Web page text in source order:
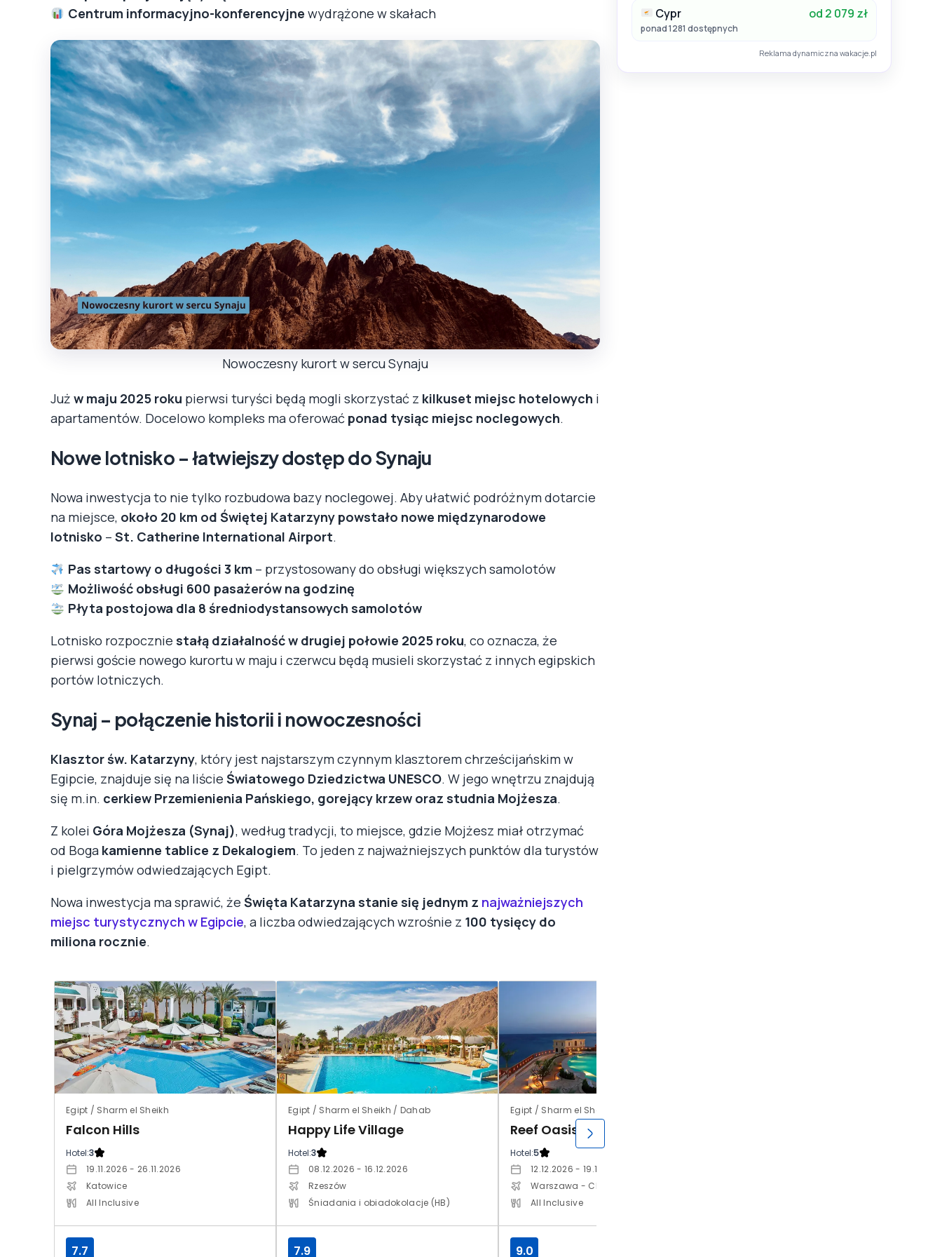
Centrum informacyjno-konferencyjne wydrążone w skałach
Nowoczesny kurort w sercu Synaju
Już w maju 2025 roku pierwsi turyści będą mogli skorzystać z kilkuset miejsc hotelowych i
apartamentów. Docelowo kompleks ma oferować ponad tysiąc miejsc noclegowych.
Nowe lotnisko – łatwiejszy dostęp do Synaju
Nowa inwestycja to nie tylko rozbudowa bazy noclegowej. Aby ułatwić podróżnym dotarcie
na miejsce, około 20 km od Świętej Katarzyny powstało nowe międzynarodowe
lotnisko – St. Catherine International Airport.
Pas startowy o długości 3 km – przystosowany do obsługi większych samolotów
Możliwość obsługi 600 pasażerów na godzinę
Płyta postojowa dla 8 średniodystansowych samolotów
Lotnisko rozpocznie stałą działalność w drugiej połowie 2025 roku, co oznacza, że
pierwsi goście nowego kurortu w maju i czerwcu będą musieli skorzystać z innych egipskich
portów lotniczych.
Synaj – połączenie historii i nowoczesności
Klasztor św. Katarzyny, który jest najstarszym czynnym klasztorem chrześcijańskim w
Egipcie, znajduje się na liście Światowego Dziedzictwa UNESCO. W jego wnętrzu znajdują
się m.in. cerkiew Przemienienia Pańskiego, gorejący krzew oraz studnia Mojżesza.
Z kolei Góra Mojżesza (Synaj), według tradycji, to miejsce, gdzie Mojżesz miał otrzymać
od Boga kamienne tablice z Dekalogiem. To jeden z najważniejszych punktów dla turystów
i pielgrzymów odwiedzających Egipt.
Nowa inwestycja ma sprawić, że Święta Katarzyna stanie się jednym z najważniejszych
miejsc turystycznych w Egipcie, a liczba odwiedzających wzrośnie z 100 tysięcy do
miliona rocznie.
Egipt / Sharm el Sheikh
Falcon Hills
Hotel:3
19.11.2026 - 26.11.2026
Katowice
All Inclusive
7.7
Egipt / Sharm el Sheikh / Dahab
Happy Life Village
Hotel:3
08.12.2026 - 16.12.2026
Rzeszów
Śniadania i obiadokolacje (HB)
7.9
Egipt / Sharm el Sheikh
Reef Oasis Blue Bay Resort
Hotel:5
12.12.2026 - 19.12.2026
Warszawa - Chopin
All Inclusive
9.0
Cypr od 2 079 zł
ponad 1281 dostępnych
Reklama dynamiczna wakacje.pl